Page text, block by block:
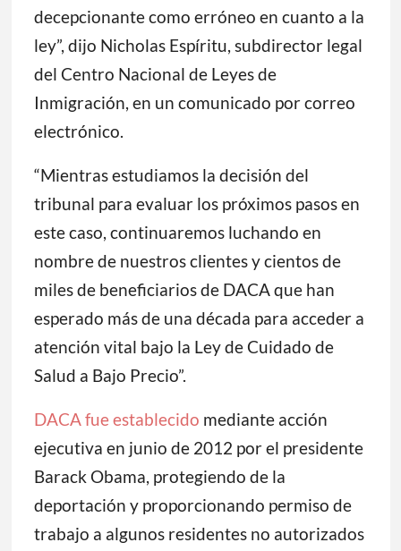
decepcionante como erróneo en cuanto a la
ley”, dijo Nicholas Espíritu, subdirector legal
del Centro Nacional de Leyes de
Inmigración, en un comunicado por correo
electrónico.
“Mientras estudiamos la decisión del
tribunal para evaluar los próximos pasos en
este caso, continuaremos luchando en
nombre de nuestros clientes y cientos de
miles de beneficiarios de DACA que han
esperado más de una década para acceder a
atención vital bajo la Ley de Cuidado de
Salud a Bajo Precio”.
DACA fue establecido mediante acción
ejecutiva en junio de 2012 por el presidente
Barack Obama, protegiendo de la
deportación y proporcionando permiso de
trabajo a algunos residentes no autorizados